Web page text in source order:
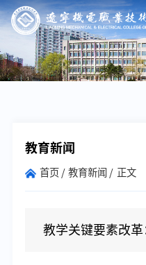
教育新闻
首页 教育新闻 正文
教学关键要素改